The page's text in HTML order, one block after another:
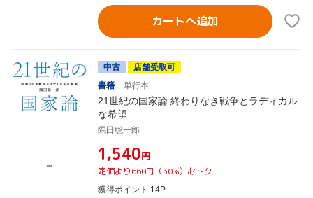
カートへ追加
中古
店舗受取可
書籍
単行本
21世紀の国家論 終わりなき戦争とラディカル
な希望
隅田聡一郎
¥1,540円
定価より660円（30%）おトク
獲得ポイント 14P